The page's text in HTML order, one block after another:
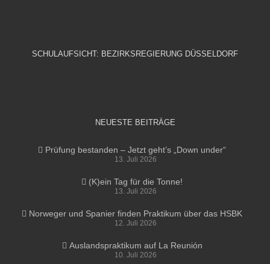
SCHULAUFSICHT: BEZIRKSREGIERUNG DÜSSELDORF
NEUESTE BEITRÄGE
Prüfung bestanden – Jetzt geht’s „Down under“
13. Juli 2026
(K)ein Tag für die Tonne!
13. Juli 2026
Norweger und Spanier finden Praktikum über das HSBK
12. Juli 2026
Auslandspraktikum auf La Reunión
10. Juli 2026